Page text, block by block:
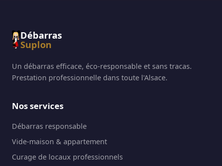
Débarras
Suplon
Un débarras efficace, éco-responsable et sans tracas.
Prestation professionnelle dans toute l'Alsace.
Nos services
Débarras responsable
Vide-maison & appartement
Curage de locaux professionnels